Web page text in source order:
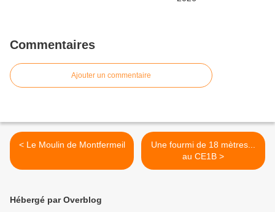
Commentaires
Ajouter un commentaire
< Le Moulin de Montfermeil
Une fourmi de 18 mètres...
au CE1B >
Hébergé par Overblog